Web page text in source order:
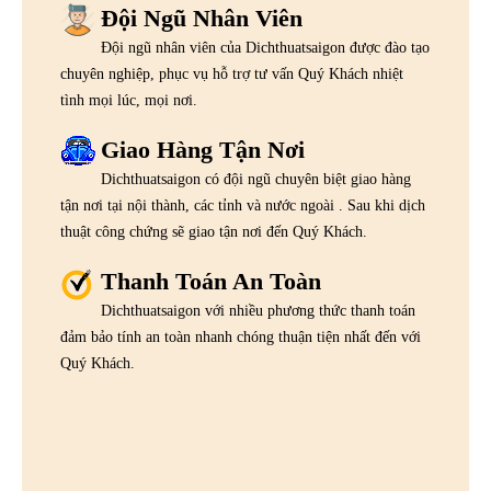
Đội Ngũ Nhân Viên
Đội ngũ nhân viên của Dichthuatsaigon được đào tạo
chuyên nghiệp, phục vụ hỗ trợ tư vấn Quý Khách nhiệt
tình mọi lúc, mọi nơi.
Giao Hàng Tận Nơi
Dichthuatsaigon có đội ngũ chuyên biệt giao hàng
tận nơi tại nội thành, các tỉnh và nước ngoài . Sau khi dịch
thuật công chứng sẽ giao tận nơi đến Quý Khách.
Thanh Toán An Toàn
Dichthuatsaigon với nhiều phương thức thanh toán
đảm bảo tính an toàn nhanh chóng thuận tiện nhất đến với
Quý Khách.